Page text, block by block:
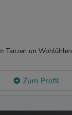
Tanzen un Wohlühlen
Zum Profil